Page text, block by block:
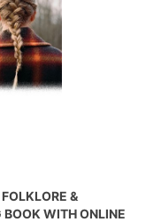
&
WITH ONLINE